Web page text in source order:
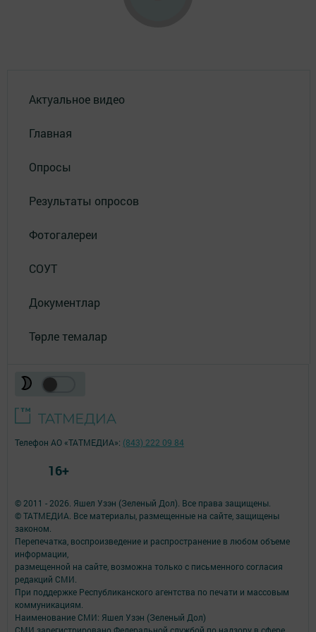
Актуальное видео
Главная
Опросы
Результаты опросов
Фотогалереи
СОУТ
Документлар
Төрле темалар
© 2011 - 2026. Яшел Узэн (Зеленый Дол). Все права защищены.
© ТАТМЕДИА. Все материалы, размещенные на сайте, защищены
законом.
Перепечатка, воспроизведение и распространение в любом объеме
информации,
размещенной на сайте, возможна только с письменного согласия
редакций СМИ.
При поддержке Республиканского агентства по печати и массовым
коммуникациям.
Наименование СМИ: Яшел Узэн (Зеленый Дол)
СМИ зарегистрировано Федеральной службой по надзору в сфере
Телефон АО «ТАТМЕДИА»: (843) 222 09 84
16+